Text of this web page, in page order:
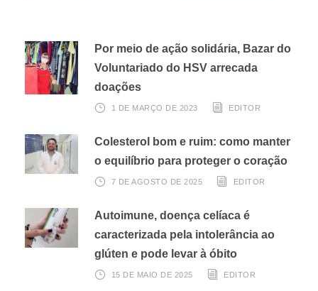
Por meio de ação solidária, Bazar do
Voluntariado do HSV arrecada
doações
1 DE MARÇO DE 2023 EDITOR
Colesterol bom e ruim: como manter
o equilíbrio para proteger o coração
7 DE AGOSTO DE 2025 EDITOR
Autoimune, doença celíaca é
caracterizada pela intolerância ao
glúten e pode levar à óbito
15 DE MAIO DE 2025 EDITOR